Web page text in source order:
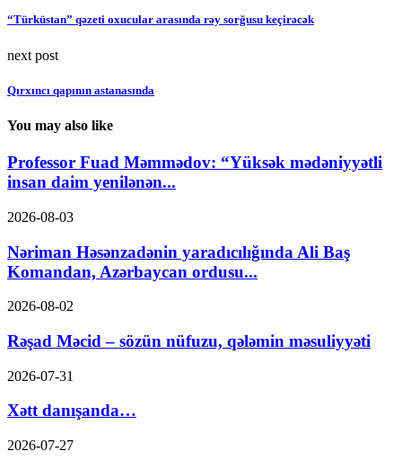
“Türküstan” qəzeti oxucular arasında rəy sorğusu keçirəcək
next post
Qırxıncı qapının astanasında
You may also like
Professor Fuad Məmmədov: “Yüksək mədəniyyətli
insan daim yenilənən...
2026-08-03
Nəriman Həsənzadənin yaradıcılığında Ali Baş
Komandan, Azərbaycan ordusu...
2026-08-02
Rəşad Məcid – sözün nüfuzu, qələmin məsuliyyəti
2026-07-31
Xətt danışanda…
2026-07-27